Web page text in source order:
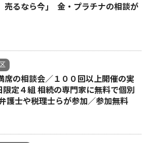
売るなら今｣ 金・プラチナの相談が
席の相談会／１００回以上開催の実
限定４組 相続の専門家に無料で個別
護士や税理士らが参加／参加無料